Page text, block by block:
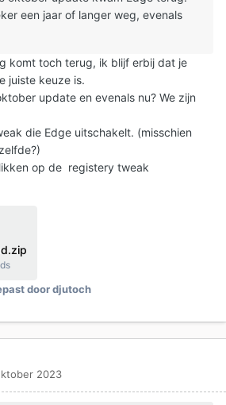
een jaar of langer weg, evenals
komt toch terug, ik blijf erbij dat je
juiste keuze is.
update en evenals nu? We zijn
die Edge uitschakelt. (misschien
op de registery tweak
door djutoch
2023